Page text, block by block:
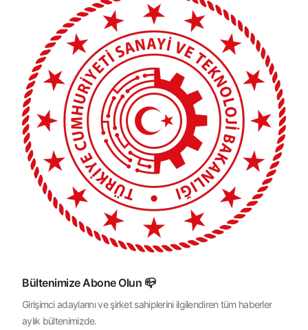
Bültenimize Abone Olun 📪
Girişimci adaylarını ve şirket sahiplerini ilgilendiren tüm haberler
aylık bültenimizde.